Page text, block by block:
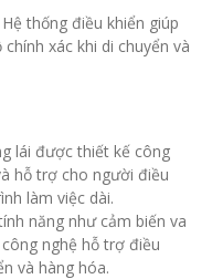
Hệ thống điều khiển giúp
xác khi di chuyển và
lái được thiết kế công
hỗ trợ cho người điều
làm việc dài.
năng như cảm biến va
nghệ hỗ trợ điều
và hàng hóa.